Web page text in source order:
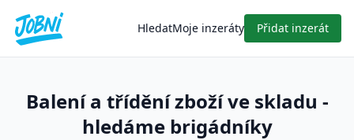
HledatMoje inzeráty Přidat inzerát
Balení a třídění zboží ve skladu -
hledáme brigádníky